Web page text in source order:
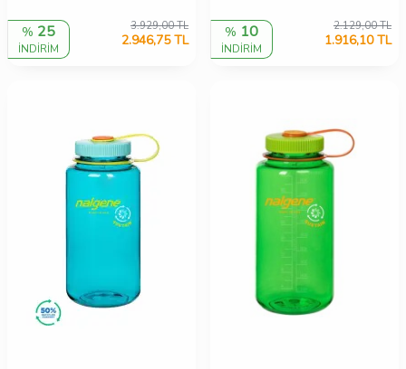
% 25
İNDİRİM
3.929,00TL
2.946,75TL % 10
İNDİRİM
2.129,00TL
1.916,10TL